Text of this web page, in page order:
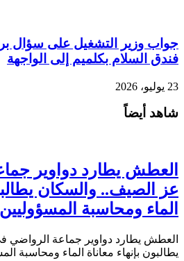
جواب وزير التشغيل على سؤال
فندق السلام بكلميم إلى الواجهة
23 يوليو، 2026
شاهد أيضاً
العطش يطارد دواوير
عز الصيف.. والسكان
الماء ومحاسبة المسؤوليين
العطش يطارد دواوير جماعة
يطالبون بإنهاء معاناة الماء ومحاسبة